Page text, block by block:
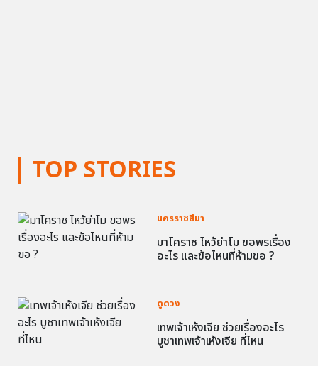
TOP STORIES
นครราชสีมา
มาโคราช ไหว้ย่าโม ขอพรเรื่อง
อะไร และข้อไหนที่ห้ามขอ ?
ดูดวง
เทพเจ้าเห้งเจีย ช่วยเรื่องอะไร
บูชาเทพเจ้าเห้งเจีย ที่ไหน